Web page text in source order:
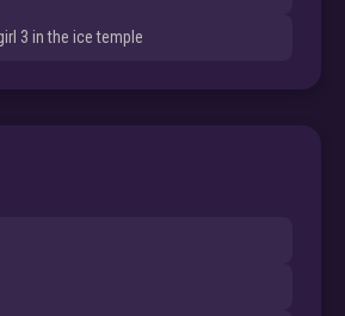
3 in the ice temple